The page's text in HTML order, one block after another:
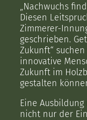
„Nachwuchs
Diesen
Zimmerer-
geschrieben.
Zukunft“
innovative
Zukunft im
gestalten
Eine
nicht nur der